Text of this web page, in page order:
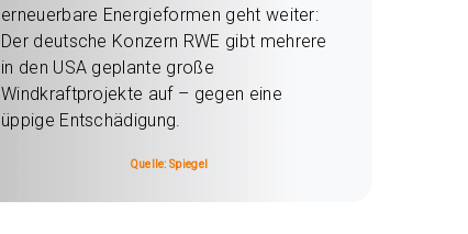
erneuerbare Energieformen geht weiter:
Der deutsche Konzern RWE gibt mehrere
in den USA geplante große
Windkraftprojekte auf – gegen eine
üppige Entschädigung.
Quelle: Spiegel